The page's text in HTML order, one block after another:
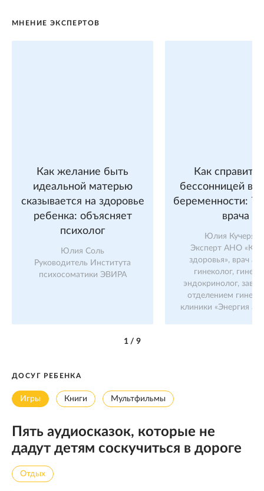
МНЕНИЕ ЭКСПЕРТОВ
Как желание быть
идеальной матерью
сказывается на здоровье
ребенка: объясняет
психолог
Юлия Соль
Руководитель Института
психосоматики ЭВИРА
Как
бессонницей во
беременности: 7
врача
Юлия
Эксперт АНО
здоровья», врач
гинеколог,
эндокринолог,
отделением
клиники «Энергия
1/ 9
ДОСУГ РЕБЕНКА
Игры Книги Мультфильмы
Пять аудиосказок, которые не
дадут детям соскучиться в дороге
Отдых